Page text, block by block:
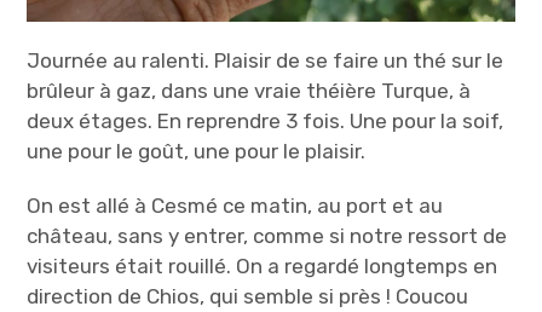
Journée au ralenti. Plaisir de se faire un thé sur le
brûleur à gaz, dans une vraie théière Turque, à
deux étages. En reprendre 3 fois. Une pour la soif,
une pour le goût, une pour le plaisir.
On est allé à Cesmé ce matin, au port et au
château, sans y entrer, comme si notre ressort de
visiteurs était rouillé. On a regardé longtemps en
direction de Chios, qui semble si près ! Coucou